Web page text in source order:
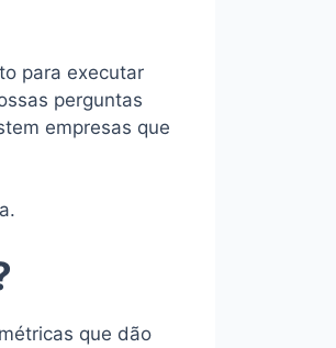
para executar
perguntas
empresas que
que dão